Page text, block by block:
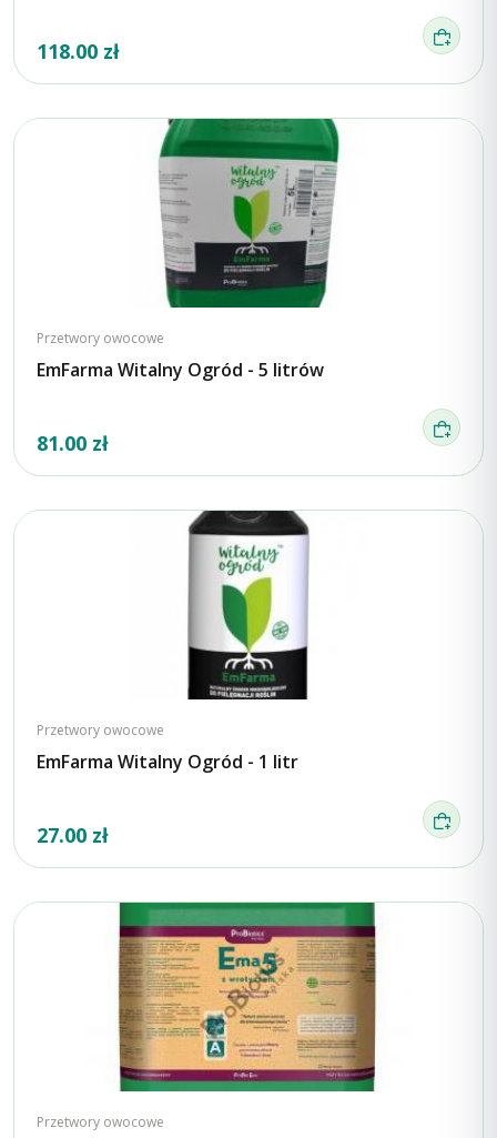
118.00 zł
Przetwory owocowe
EmFarma Witalny Ogród - 5 litrów
81.00 zł
Przetwory owocowe
EmFarma Witalny Ogród - 1 litr
27.00 zł
Przetwory owocowe